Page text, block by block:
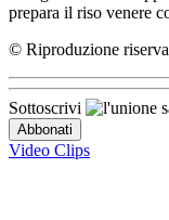
prepara il riso venere
© Riproduzione
Sottoscrivi
Video Clips